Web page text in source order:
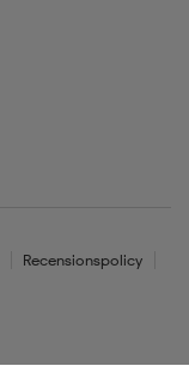
Recensionspolicy